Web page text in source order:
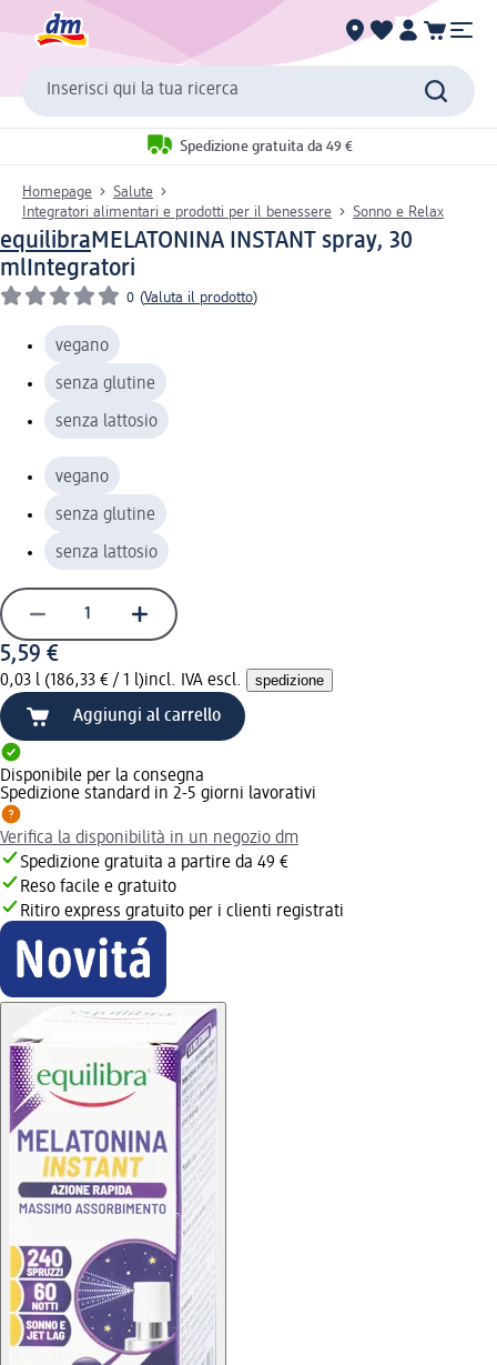
Inserisci qui la tua ricerca
Spedizione gratuita da 49 €
Homepage
Salute
Integratori alimentari e prodotti per il benessere
Sonno e Relax
equilibraMELATONINA INSTANT spray, 30
ml Integratori
0 (Valuta il prodotto)
vegano
senza glutine
senza lattosio
vegano
senza glutine
senza lattosio
5,59 €
0,03 l (186,33 € / 1 l)incl. IVA escl. spedizione
Aggiungi al carrello
Disponibile per la consegna
Spedizione standard in 2-5 giorni lavorativi
Verifica la disponibilità in un negozio dm
Spedizione gratuita a partire da 49 €
Reso facile e gratuito
Ritiro express gratuito per i clienti registrati